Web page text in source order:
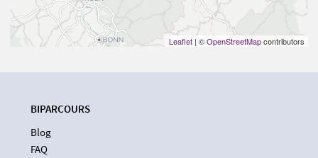
Leaflet | ©OpenStreetMapcontributors
BIPARCOURS
Blog
FAQ